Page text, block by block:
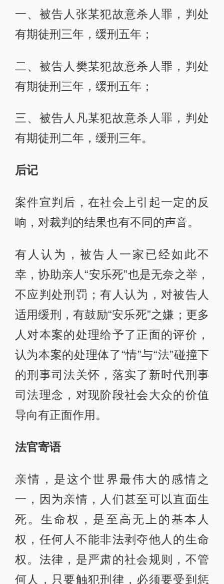
一、被告人张某犯故意杀人罪，判处
有期徒刑三年，缓刑五年；
二、被告人樊某犯故意杀人罪，判处
有期徒刑三年，缓刑五年；
三、被告人凡某犯故意杀人罪，判处
有期徒刑二年，缓刑三年。
后记
案件宣判后，在社会上引起一定的反
响，对裁判的结果也有不同的声音。
有人认为，被告人一家已经如此不
幸，协助亲人“安乐死”也是无奈之举，
不应判处刑罚；有人认为，对被告人
适用缓刑，有鼓励“安乐死”之嫌；更多
人对本案的处理给予了正面的评价，
认为本案的处理体了“情”与“法”碰撞下
的刑事司法关怀，落实了新时代刑事
司法理念，对现阶段社会大众的价值
导向有正面作用。
法官寄语
亲情，是这个世界最伟大的感情之
一，因为亲情，人们甚至可以直面生
死。生命权，是至高无上的基本人
权，任何人不能非法剥夺他人的生命
权。法律，是严肃的社会规则，不管
何人，只要触犯刑律，必须要受到惩